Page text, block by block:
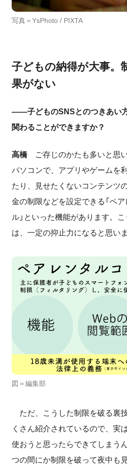
写真＝YsPhoto / PIXTA
子どもの納得が大事。
果がない
――子どものSNSとのつきあい
関わることができますか？
高橋ご存じのかたも多いと思
パソコンで、アプリやゲームを
たり、見せたくないコンテンツ
金の制限などを設定できる「ペ
ル」といった機能があります。
は、一定の抑止力になると思いま
図＝編集部
ただ、こうした制限を破る裏
くさん紹介されているので、実
使おうと思ったらできてしまう
つの間にか制限を破って夜中も